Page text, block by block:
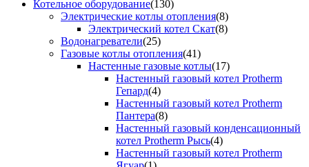
Котельное оборудование(130)
Электрические котлы отопления(8)
Электрический котел Скат(8)
Водонагреватели(25)
Газовые котлы отопления(41)
Настенные газовые котлы(17)
Настенный газовый котел Protherm
Гепард(4)
Настенный газовый котел Protherm
Пантера(8)
Настенный газовый конденсационный
котел Protherm Рысь(4)
Настенный газовый котел Protherm